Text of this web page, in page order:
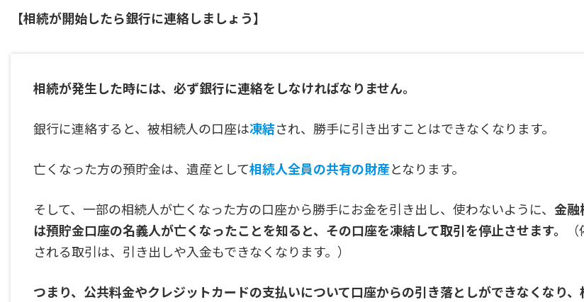
【相続が開始したら銀行に連絡しましょう】
相続が発生した時には、必ず銀行に連絡をしなければなりません。
銀行に連絡すると、被相続人の口座は凍結され、勝手に引き出すことはできなくなります。
亡くなった方の預貯金は、遺産として相続人全員の共有の財産となります。
そして、一部の相続人が亡くなった方の口座から勝手にお金を引き出し、使わないように、金融
は預貯金口座の名義人が亡くなったことを知ると、その口座を凍結して取引を停止させます。
される取引は、引き出しや入金もできなくなります。）
つまり、公共料金やクレジットカードの支払いについて口座からの引き落としができなくなり、